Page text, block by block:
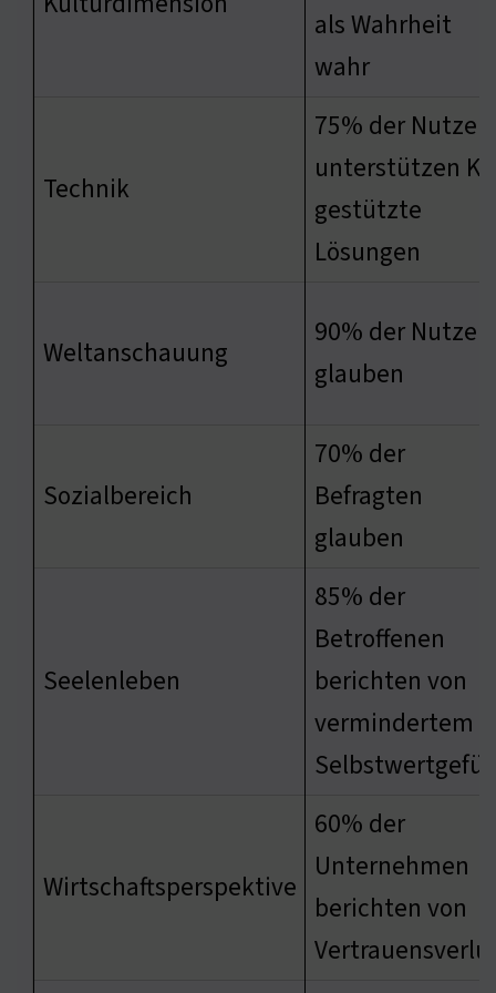
als Wahrheit
wahr
Technik
75% der Nutzer
unterstützen KI-
gestützte
Lösungen
Weltanschauung
90% der Nutzer
glauben
Sozialbereich
70% der
Befragten
glauben
Seelenleben
85% der
Betroffenen
berichten von
vermindertem
Wirtschaftsperspektive
60% der
Unternehmen
berichten von